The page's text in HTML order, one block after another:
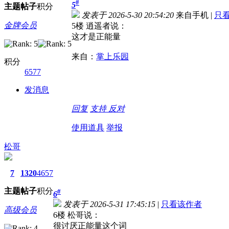
主题帖子积分
金牌会员
积分
6577
发消息
5#
发表于 2026-5-30 20:54:20 来自手机 | 只
5楼 逍遥者说：
这才是正能量
来自： 掌上乐园
回复 支持 反对
使用道具 举报
松哥
7
主题
1320
帖子
4657
积分
高级会员
6#
发表于 2026-5-31 17:45:15 | 只看该作者
6楼 松哥说：
很讨厌正能量这个词